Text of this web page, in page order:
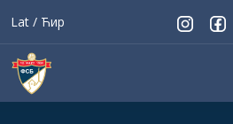
Lat / Ћир